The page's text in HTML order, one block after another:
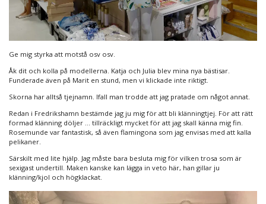
Ge mig styrka att motstå osv osv.
Åk dit och kolla på modellerna. Katja och Julia blev mina nya bästisar.
Funderade även på Marit en stund, men vi klickade inte riktigt.
Skorna har alltså tjejnamn. Ifall man trodde att jag pratade om något annat.
Redan i Fredrikshamn bestämde jag ju mig för att bli klänningtjej. För att rätt
formad klänning döljer … tillräckligt mycket för att jag skall känna mig fin.
Rosemunde var fantastisk, så även flamingona som jag envisas med att kalla
pelikaner.
Särskilt med lite hjälp. Jag måste bara besluta mig för vilken trosa som är
sexigast undertill. Maken kanske kan lägga in veto här, han gillar ju
klänning/kjol och högklackat.